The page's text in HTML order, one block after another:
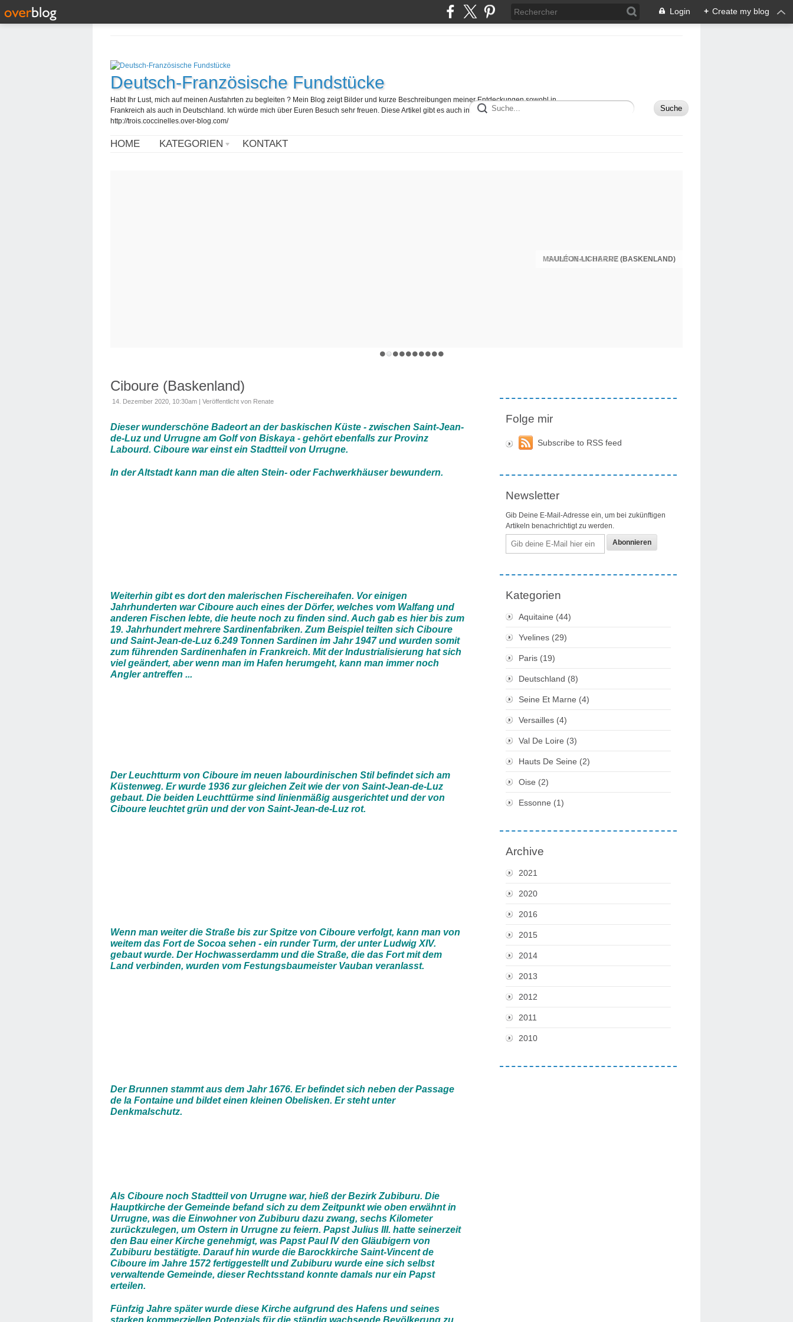
Login + Create my blog
Deutsch-Französische Fundstücke
Habt Ihr Lust, mich auf meinen Ausfahrten zu begleiten ? Mein Blog zeigt Bilder und kurze Beschreibungen meiner Entdeckungen sowohl in
Frankreich als auch in Deutschland. Ich würde mich über Euren Besuch sehr freuen. Diese Artikel gibt es auch in französisch hier :
http://trois.coccinelles.over-blog.com/
HOME KATEGORIEN KONTAKT
MAULÉON-LICHARRE (BASKENLAND)
Ciboure (Baskenland)
14. Dezember 2020, 10:30am | Veröffentlicht von Renate
Dieser wunderschöne Badeort an der baskischen Küste - zwischen Saint-Jean-
de-Luz und Urrugne am Golf von Biskaya - gehört ebenfalls zur Provinz
Labourd. Ciboure war einst ein Stadtteil von Urrugne.
In der Altstadt kann man die alten Stein- oder Fachwerkhäuser bewundern.
Weiterhin gibt es dort den malerischen Fischereihafen. Vor einigen
Jahrhunderten war Ciboure auch eines der Dörfer, welches vom Walfang und
anderen Fischen lebte, die heute noch zu finden sind. Auch gab es hier bis zum
19. Jahrhundert mehrere Sardinenfabriken. Zum Beispiel teilten sich Ciboure
und Saint-Jean-de-Luz 6.249 Tonnen Sardinen im Jahr 1947 und wurden somit
zum führenden Sardinenhafen in Frankreich. Mit der Industrialisierung hat sich
viel geändert, aber wenn man im Hafen herumgeht, kann man immer noch
Angler antreffen ...
Der Leuchtturm von Ciboure im neuen labourdinischen Stil befindet sich am
Küstenweg. Er wurde 1936 zur gleichen Zeit wie der von Saint-Jean-de-Luz
gebaut. Die beiden Leuchttürme sind linienmäßig ausgerichtet und der von
Ciboure leuchtet grün und der von Saint-Jean-de-Luz rot.
Wenn man weiter die Straße bis zur Spitze von Ciboure verfolgt, kann man von
weitem das Fort de Socoa sehen - ein runder Turm, der unter Ludwig XIV.
gebaut wurde. Der Hochwasserdamm und die Straße, die das Fort mit dem
Land verbinden, wurden vom Festungsbaumeister Vauban veranlasst.
Der Brunnen stammt aus dem Jahr 1676. Er befindet sich neben der Passage
de la Fontaine und bildet einen kleinen Obelisken. Er steht unter
Denkmalschutz.
Als Ciboure noch Stadtteil von Urrugne war, hieß der Bezirk Zubiburu. Die
Hauptkirche der Gemeinde befand sich zu dem Zeitpunkt wie oben erwähnt in
Urrugne, was die Einwohner von Zubiburu dazu zwang, sechs Kilometer
zurückzulegen, um Ostern in Urrugne zu feiern. Papst Julius III. hatte seinerzeit
den Bau einer Kirche genehmigt, was Papst Paul IV den Gläubigern von
Zubiburu bestätigte. Darauf hin wurde die Barockkirche Saint-Vincent de
Ciboure im Jahre 1572 fertiggestellt und Zubiburu wurde eine sich selbst
verwaltende Gemeinde, dieser Rechtsstand konnte damals nur ein Papst
erteilen.
Fünfzig Jahre später wurde diese Kirche aufgrund des Hafens und seines
starken kommerziellen Potenzials für die ständig wachsende Bevölkerung zu
Folge mir
Subscribe to RSS feed
Newsletter
Gib Deine E-Mail-Adresse ein, um bei zukünftigen
Artikeln benachrichtigt zu werden.
Mail
Kategorien
Aquitaine (44)
Yvelines (29)
Paris (19)
Deutschland (8)
Seine Et Marne (4)
Versailles (4)
Val De Loire (3)
Hauts De Seine (2)
Oise (2)
Essonne (1)
Archive
2021
2020
2016
2015
2014
2013
2012
2011
2010